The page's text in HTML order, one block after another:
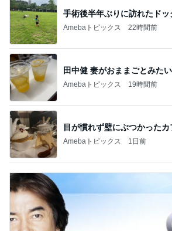
手術後半年ぶりに訪れたドッ
Amebaトピックス 22時間前
田中健 妻がおままごとみた
Amebaトピックス 19時間前
目が慣れず壁にぶつかったカ
Amebaトピックス 1日前